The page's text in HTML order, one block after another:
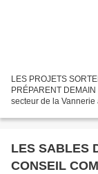
LES PROJETS
PRÉPARENT
secteur de la
LES SABLES
CONSEIL